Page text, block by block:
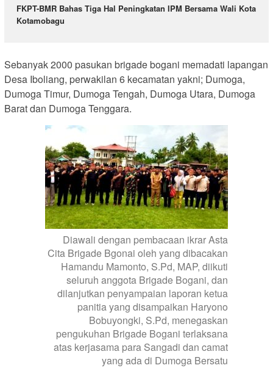
FKPT-BMR Bahas Tiga Hal Peningkatan IPM Bersama Wali Kota
Kotamobagu
Sebanyak 2000 pasukan brigade bogani memadati lapangan
Desa Iboliang, perwakilan 6 kecamatan yakni; Dumoga,
Dumoga Timur, Dumoga Tengah, Dumoga Utara, Dumoga
Barat dan Dumoga Tenggara.
Diawali dengan pembacaan ikrar Asta
Cita Brigade Bgonai oleh yang dibacakan
Hamandu Mamonto, S.Pd, MAP, diikuti
seluruh anggota Brigade Bogani, dan
dilanjutkan penyampaian laporan ketua
panitia yang disampaikan Haryono
Bobuyongki, S.Pd, menegaskan
pengukuhan Brigade Bogani terlaksana
atas kerjasama para Sangadi dan camat
yang ada di Dumoga Bersatu